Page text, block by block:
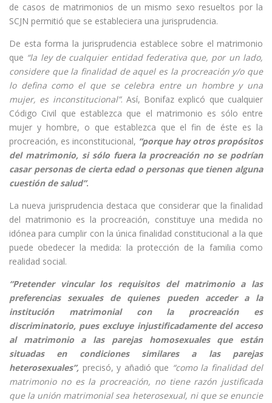
de casos de matrimonios de un mismo sexo resueltos por la
SCJN permitió que se estableciera una jurisprudencia.
De esta forma la jurisprudencia establece sobre el matrimonio
que “la ley de cualquier entidad federativa que, por un lado,
considere que la finalidad de aquel es la procreación y/o que
lo defina como el que se celebra entre un hombre y una
mujer, es inconstitucional”. Así, Bonifaz explicó que cualquier
Código Civil que establezca que el matrimonio es sólo entre
mujer y hombre, o que establezca que el fin de éste es la
procreación, es inconstitucional, “porque hay otros propósitos
del matrimonio, si sólo fuera la procreación no se podrían
casar personas de cierta edad o personas que tienen alguna
cuestión de salud”.
La nueva jurisprudencia destaca que considerar que la finalidad
del matrimonio es la procreación, constituye una medida no
idónea para cumplir con la única finalidad constitucional a la que
puede obedecer la medida: la protección de la familia como
realidad social.
“Pretender vincular los requisitos del matrimonio a las
preferencias sexuales de quienes pueden acceder a la
institución matrimonial con la procreación es
discriminatorio, pues excluye injustificadamente del acceso
al matrimonio a las parejas homosexuales que están
situadas en condiciones similares a las parejas
heterosexuales”, precisó, y añadió que “como la finalidad del
matrimonio no es la procreación, no tiene razón justificada
que la unión matrimonial sea heterosexual, ni que se enuncie